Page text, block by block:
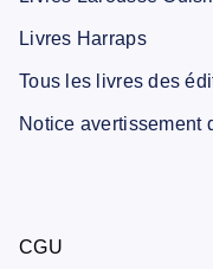
Livres Harraps
Tous les livres des
Notice avertissement
CGU